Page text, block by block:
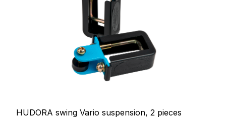
HUDORA swing Vario suspension, 2 pieces